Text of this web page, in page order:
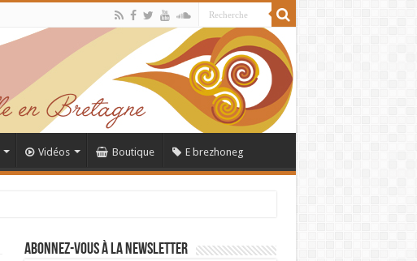
Vidéos Boutique E brezhoneg
Abonnez-vous à la newsletter